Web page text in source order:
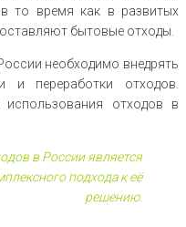
то время как в развитых
бытовые отходы.
необходимо внедрять
и переработки отходов.
отходов в
в России является
подхода к её
решению.